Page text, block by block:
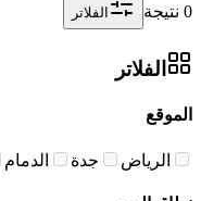
0 نتيجة الفلاتر
الفلاتر
الموقع
الرياض جدة الدمام